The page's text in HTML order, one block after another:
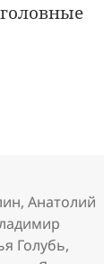
,Анатолий
Голубь,